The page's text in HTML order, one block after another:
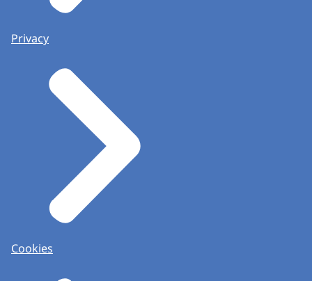
Privacy
Cookies